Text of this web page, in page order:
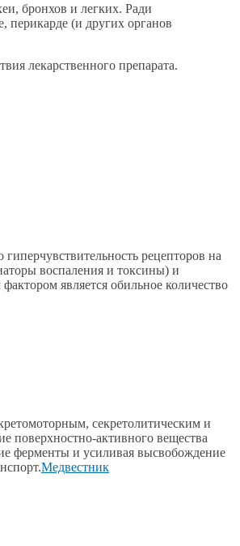
бронхов и легких. Ради
перикарде (и других органов
лекарственного препарата.
рецепторов на
воспаления и токсины) и
является обильное количество
секретолитическим и
поверхностно-активного вещества
ферменты и усиливая высвобождение
Медвестник